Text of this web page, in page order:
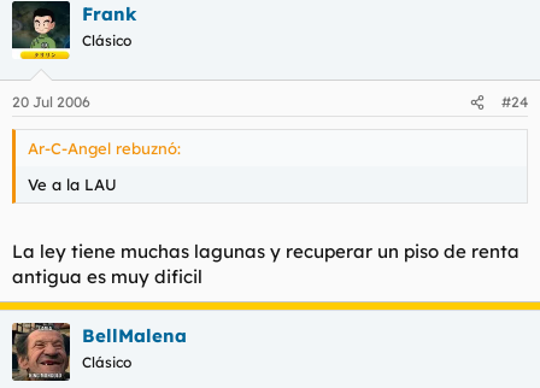
Frank
Clásico
20 Jul 2006 #24
Ar-C-Angel rebuznó:
Ve a la LAU
La ley tiene muchas lagunas y recuperar un piso de renta
antigua es muy dificil
BellMalena
Clásico